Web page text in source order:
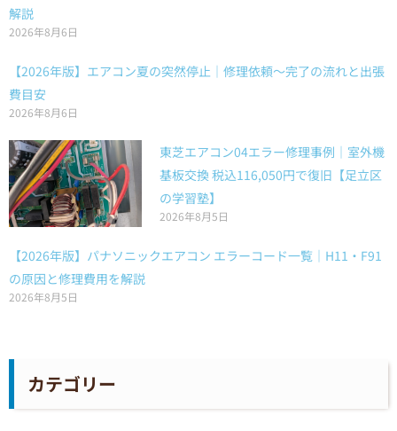
解説
2026年8月6日
【2026年版】エアコン夏の突然停止｜修理依頼〜完了の流れと出張
費目安
2026年8月6日
東芝エアコン04エラー修理事例｜室外機
基板交換 税込116,050円で復旧【足立区
の学習塾】
2026年8月5日
【2026年版】パナソニックエアコン エラーコード一覧｜H11・F91
の原因と修理費用を解説
2026年8月5日
カテゴリー